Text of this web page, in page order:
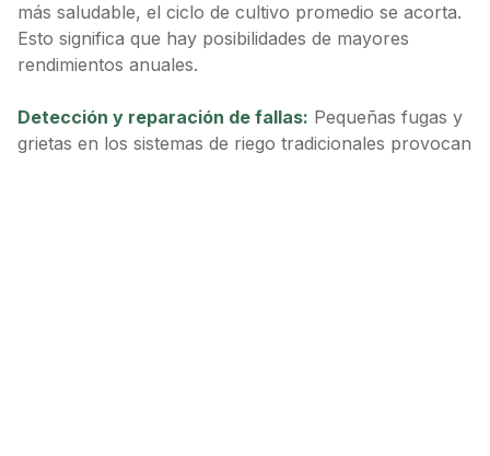
más saludable, el ciclo de cultivo promedio se acorta.
Esto significa que hay posibilidades de mayores
rendimientos anuales.
Detección y reparación de fallas: Pequeñas fugas y
grietas en los sistemas de riego tradicionales provocan